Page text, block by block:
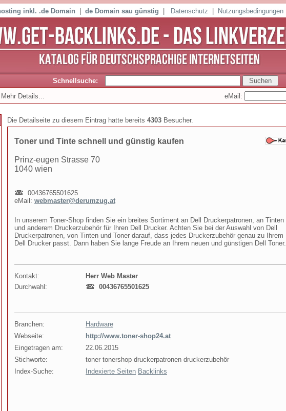
inkl. .de Domain de Domain sau günstig Datenschutz Nutzungsbedingungen
Schnellsuche:
Details...
eMail:
Die Detailseite zu diesem Eintrag hatte bereits 4303 Besucher.
Toner und Tinte schnell und günstig kaufen
Prinz-eugen Strasse 70
1040 wien
00436765501625
eMail: webmaster@derumzug.at
In unserem Toner-Shop finden Sie ein breites Sortiment an Dell Druckerpatronen, an Tinten
und anderem Druckerzubehör für Ihren Dell Drucker. Achten Sie bei der Auswahl von Dell
Druckerpatronen, von Tinten und Toner darauf, dass jedes Druckerzubehör genau zu Ihrem
Dell Drucker passt. Dann haben Sie lange Freude an Ihrem neuen und günstigen Dell Toner.
Kontakt:
Herr Web Master
Durchwahl:
00436765501625
Branchen:
Hardware
Webseite:
http://www.toner-shop24.at
Eingetragen am:
22.06.2015
Stichworte:
toner tonershop druckerpatronen druckerzubehör
Index-Suche:
Indexierte Seiten Backlinks